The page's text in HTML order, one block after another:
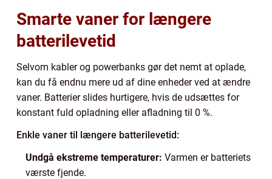
Smarte vaner for længere
batterilevetid
Selvom kabler og powerbanks gør det nemt at oplade,
kan du få endnu mere ud af dine enheder ved at ændre
vaner. Batterier slides hurtigere, hvis de udsættes for
konstant fuld opladning eller afladning til 0 %.
Enkle vaner til længere batterilevetid:
Undgå ekstreme temperaturer: Varmen er batteriets
værste fjende.